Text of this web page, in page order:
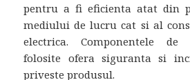
pentru a fi eficienta atat din
mediului de lucru cat si al
electrica. Componentele
folosite ofera siguranta si
priveste produsul.